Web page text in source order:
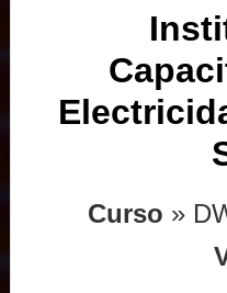
Curso »